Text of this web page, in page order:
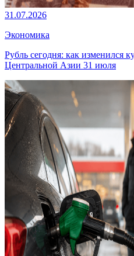
31.07.2026
Экономика
Рубль сегодня: как изменился
Центральной Азии 31 июля